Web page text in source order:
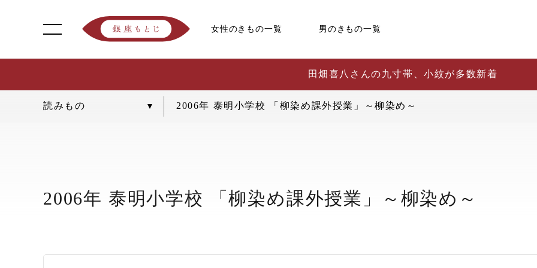
女性のきもの一覧 男のきもの一覧
田畑喜八さんの九寸帯、小紋が多数新着
2006年 泰明小学校 「柳染め課外授業」～柳染め～
2006年 泰明小学校 「柳染め課外授業」～柳染め～